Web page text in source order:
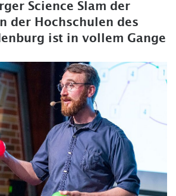
Personensuche English
Science Slam der
der Hochschulen des
ist in vollem Gange